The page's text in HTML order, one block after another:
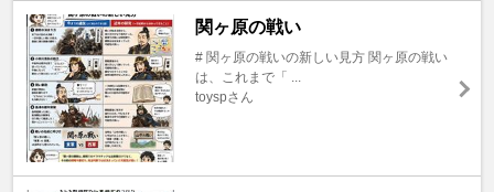
関ヶ原の戦い
# 関ヶ原の戦いの新しい見方 関ヶ原の戦い
は、これまで「 ...
toyspさん